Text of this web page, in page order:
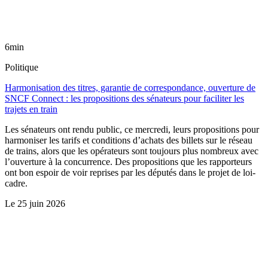
6min
Politique
Harmonisation des titres, garantie de correspondance, ouverture de
SNCF Connect : les propositions des sénateurs pour faciliter les
trajets en train
Les sénateurs ont rendu public, ce mercredi, leurs propositions pour
harmoniser les tarifs et conditions d’achats des billets sur le réseau
de trains, alors que les opérateurs sont toujours plus nombreux avec
l’ouverture à la concurrence. Des propositions que les rapporteurs
ont bon espoir de voir reprises par les députés dans le projet de loi-
cadre.
Le 25 juin 2026